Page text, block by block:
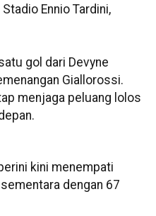
Ennio Tardini,
gol dari Devyne
Giallorossi.
menjaga peluang lolos
kini menempati
dengan 67